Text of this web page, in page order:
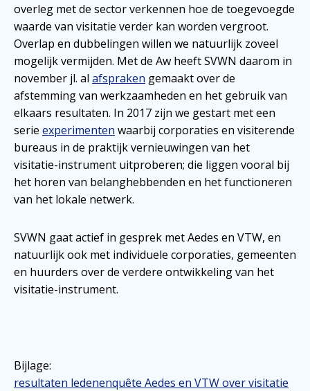
overleg met de sector verkennen hoe de toegevoegde
waarde van visitatie verder kan worden vergroot.
Overlap en dubbelingen willen we natuurlijk zoveel
mogelijk vermijden. Met de Aw heeft SVWN daarom in
november jl. al afspraken gemaakt over de
afstemming van werkzaamheden en het gebruik van
elkaars resultaten. In 2017 zijn we gestart met een
serie experimenten waarbij corporaties en visiterende
bureaus in de praktijk vernieuwingen van het
visitatie-instrument uitproberen; die liggen vooral bij
het horen van belanghebbenden en het functioneren
van het lokale netwerk.
SVWN gaat actief in gesprek met Aedes en VTW, en
natuurlijk ook met individuele corporaties, gemeenten
en huurders over de verdere ontwikkeling van het
visitatie-instrument.
Bijlage:
resultaten ledenenquête Aedes en VTW over visitatie